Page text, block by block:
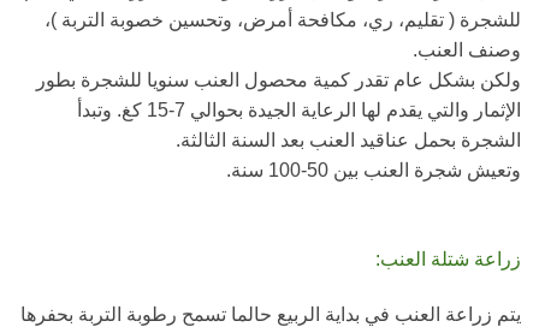
للشجرة ( تقليم، ري، مكافحة أمرض، وتحسين خصوبة التربة )،
وصنف العنب.
ولكن بشكل عام تقدر كمية محصول العنب سنويا للشجرة بطور
الإثمار والتي يقدم لها الرعاية الجيدة بحوالي 7-15 كغ. وتبدأ
الشجرة بحمل عناقيد العنب بعد السنة الثالثة.
وتعيش شجرة العنب بين 50-100 سنة.
زراعة شتلة العنب:
يتم زراعة العنب في بداية الربيع حالما تسمح رطوبة التربة بحفرها